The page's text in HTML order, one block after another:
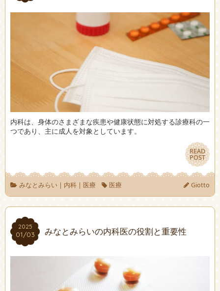
内科は、身体のさまざまな疾患や健康状態に対処する診療科の一
つであり、主に成人を対象としています。
READ
POST
READ
POST
みなとみらい| 内科| 医療 医療 Giotto
2025
01/03
2025
01/03 みなとみらいの内科医の役割と重要性